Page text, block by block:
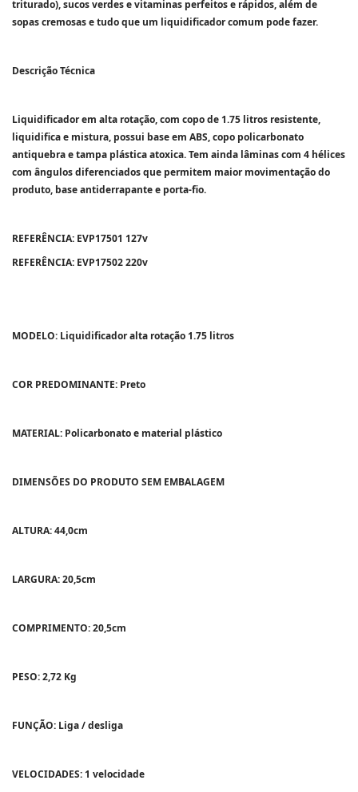
triturado), sucos verdes e vitaminas perfeitos e rápidos, além de
sopas cremosas e tudo que um liquidificador comum pode fazer.
Descrição Técnica
Liquidificador em alta rotação, com copo de 1.75 litros resistente,
liquidifica e mistura, possui base em ABS, copo policarbonato
antiquebra e tampa plástica atoxica. Tem ainda lâminas com 4 hélices
com ângulos diferenciados que permitem maior movimentação do
produto, base antiderrapante e porta-fio.
REFERÊNCIA: EVP17501 127v
REFERÊNCIA: EVP17502 220v
MODELO: Liquidificador alta rotação 1.75 litros
COR PREDOMINANTE: Preto
MATERIAL: Policarbonato e material plástico
DIMENSÕES DO PRODUTO SEM EMBALAGEM
ALTURA: 44,0cm
LARGURA: 20,5cm
COMPRIMENTO: 20,5cm
PESO: 2,72 Kg
FUNÇÃO: Liga / desliga
VELOCIDADES: 1 velocidade